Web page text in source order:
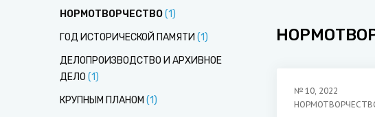
НОРМОТВОРЧЕСТВО(1)
ГОД ИСТОРИЧЕСКОЙ ПАМЯТИ (1)
ДЕЛОПРОИЗВОДСТВО И АРХИВНОЕ
ДЕЛО (1)
КРУПНЫМ ПЛАНОМ (1)
№ 10, 2022